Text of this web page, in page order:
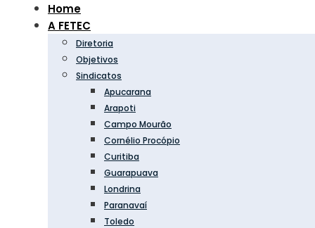
Home
A FETEC
Diretoria
Objetivos
Sindicatos
Apucarana
Arapoti
Campo Mourão
Cornélio Procópio
Curitiba
Guarapuava
Londrina
Paranavaí
Toledo